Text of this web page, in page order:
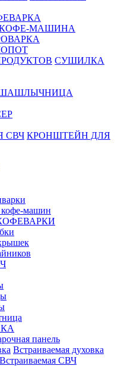
МАШИНА
СУШИЛКА
КРОНШТЕЙН ДЛЯ
кофе-машин
панель
Встраиваемая духовка
Встраиваемая СВЧ